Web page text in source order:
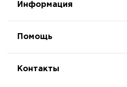
Информация
Помощь
Контакты